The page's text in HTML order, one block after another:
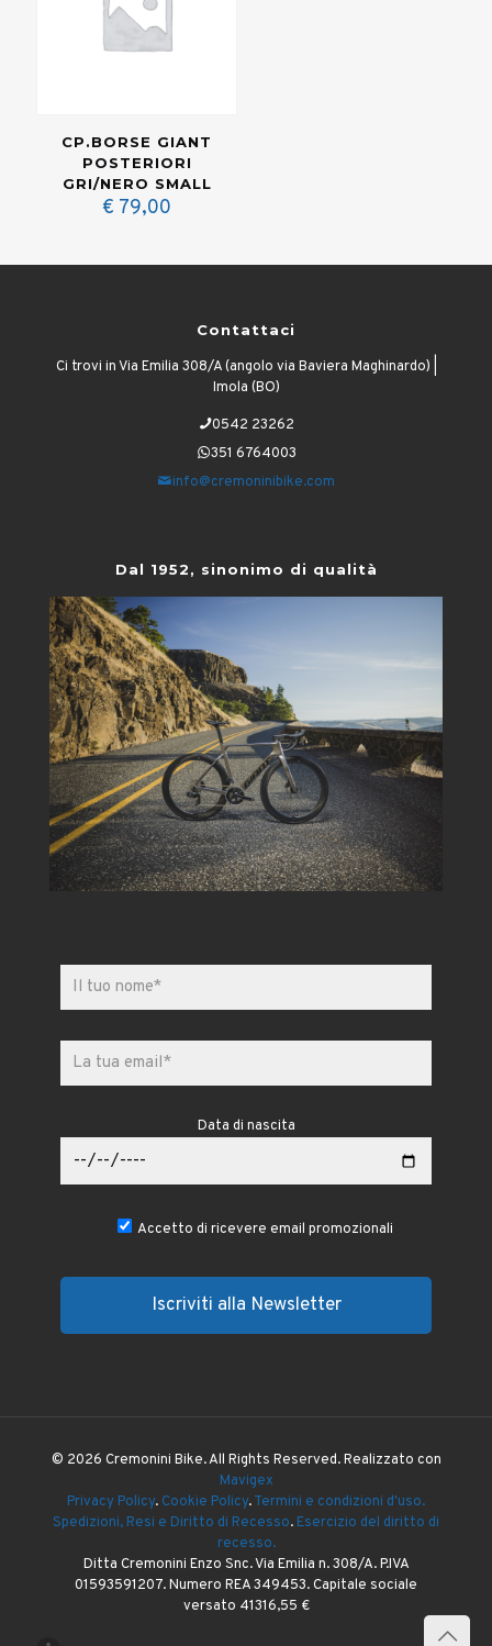
CP.BORSE GIANT
POSTERIORI
GRI/NERO SMALL
€ 79,00
Contattaci
Ci trovi in Via Emilia 308/A (angolo via Baviera Maghinardo) |
Imola (BO)
0542 23262
351 6764003
info@cremoninibike.com
Dal 1952, sinonimo di qualità
Data di nascita
Accetto di ricevere email promozionali
© 2026 Cremonini Bike. All Rights Reserved. Realizzato con
Mavigex
Privacy Policy. Cookie Policy.Termini e condizioni d'uso.
Spedizioni, Resi e Diritto di Recesso. Esercizio del diritto di
recesso.
Ditta Cremonini Enzo Snc. Via Emilia n. 308/A. P.IVA
01593591207. Numero REA 349453. Capitale sociale
versato 41316,55 €